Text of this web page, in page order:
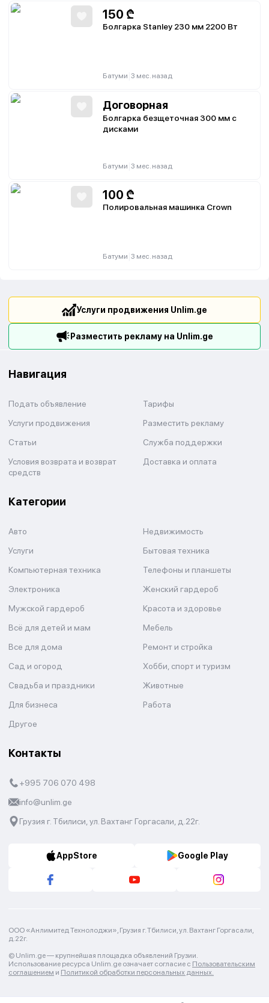
150 ₾
Болгарка Stanley 230 мм 2200 Вт
Батуми 3 мес. назад
Договорная
Болгарка безщеточная 300 мм с
дисками
Батуми 3 мес. назад
100 ₾
Полировальная машинка Crown
Батуми 3 мес. назад
Услуги продвижения Unlim.ge
Разместить рекламу на Unlim.ge
Навигация
Подать объявление
Тарифы
Услуги продвижения
Разместить рекламу
Статьи
Служба поддержки
Условия возврата и возврат
средств
Доставка и оплата
Категории
Авто
Недвижимость
Услуги
Бытовая техника
Компьютерная техника
Телефоны и планшеты
Электроника
Женский гардероб
Мужской гардероб
Красота и здоровье
Всё для детей и мам
Мебель
Все для дома
Ремонт и стройка
Сад и огород
Хобби, спорт и туризм
Свадьба и праздники
Животные
Для бизнеса
Работа
Другое
Контакты
+995 706 070 498
info@unlim.ge
Грузия г. Тбилиси, ул. Вахтанг Горгасали, д.22г.
AppStore Google Play
ООО «Анлимитед Технолоджи», Грузия г. Тбилиси, ул. Вахтанг Горгасали,
д.22г.
© Unlim.ge — крупнейшая площадка объявлений Грузии.
Использование ресурса Unlim.ge означает согласие с Пользовательским
соглашением и Политикой обработки персональных данных.